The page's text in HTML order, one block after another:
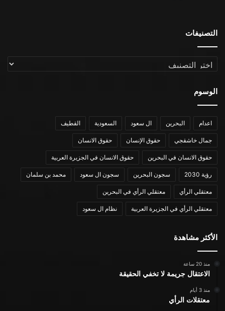
التصنيفات
التصنيفات
الوسوم
اعدام البحرين ال سعود السعودية القطيف
جمال خاشقجي حقوق الإنسان حقوق الانسان
حقوق الانسان في البحرين حقوق الانسان في الجزيرة العربية
رؤية 2030 سجون البحرين سجون ال سعود محمد بن سلمان
معتقلي الرأي معتقلي الرأي في البحرين
معتقلي الرأي في الجزيرة العربية نظام ال سعود
الأكثر مشاهدة
منذ 20 ساعة
الاعتقال جريمة لا تخفي الحقيقة
منذ 3 أيام
معتقلات الرأي